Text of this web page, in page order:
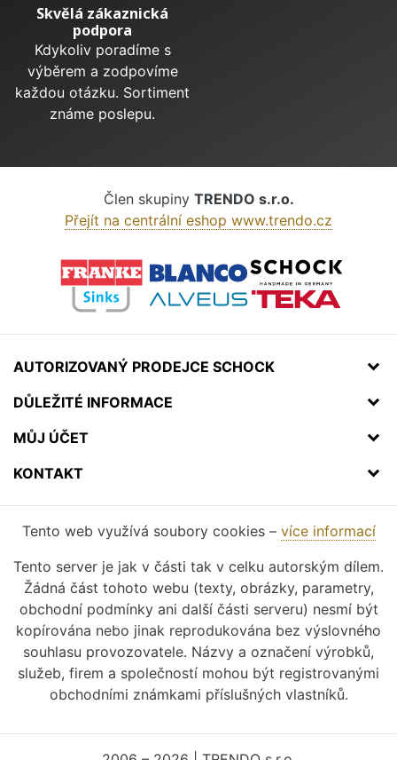
Skvělá zákaznická
podpora
Kdykoliv poradíme s
výběrem a zodpovíme
každou otázku. Sortiment
známe poslepu.
Člen skupiny TRENDO s.r.o.
Přejít na centrální eshop www.trendo.cz
AUTORIZOVANÝ PRODEJCE SCHOCK
DŮLEŽITÉ INFORMACE
MŮJ ÚČET
KONTAKT
Tento web využívá soubory cookies – více informací
Tento server je jak v části tak v celku autorským dílem.
Žádná část tohoto webu (texty, obrázky, parametry,
obchodní podmínky ani další části serveru) nesmí být
kopírována nebo jinak reprodukována bez výslovného
souhlasu provozovatele. Názvy a označení výrobků,
služeb, firem a společností mohou být registrovanými
obchodními známkami příslušných vlastníků.